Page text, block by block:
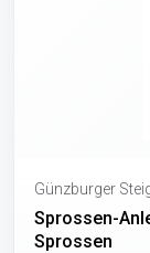
Günzburger
Sprossen-
Sprossen